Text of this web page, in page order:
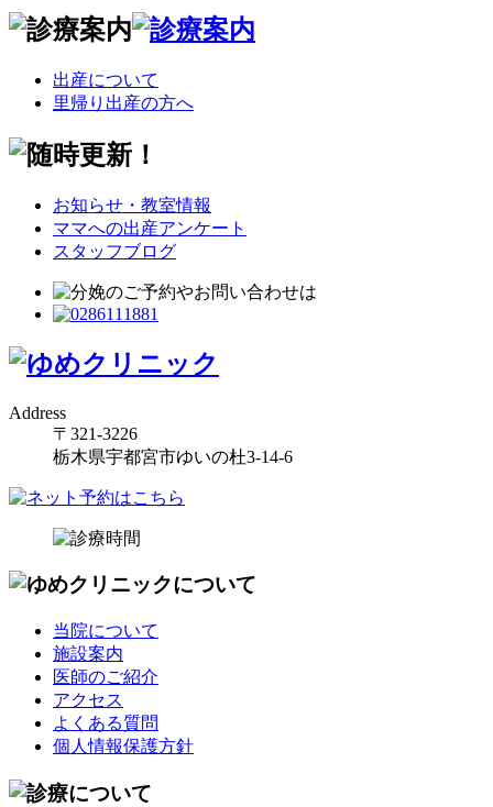
出産について
里帰り出産の方へ
お知らせ・教室情報
ママへの出産アンケート
スタッフブログ
Address
〒321-3226
栃木県宇都宮市ゆいの杜3-14-6
当院について
施設案内
医師のご紹介
アクセス
よくある質問
個人情報保護方針